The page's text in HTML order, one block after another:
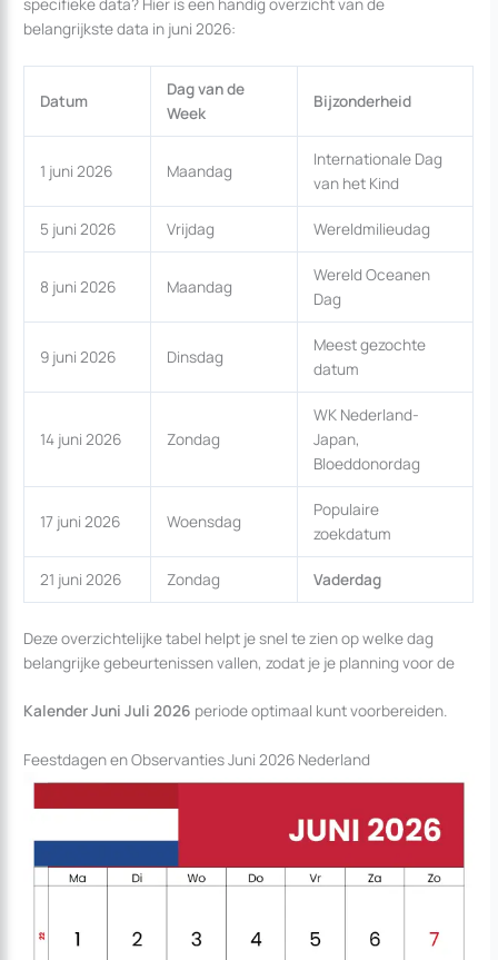
belangrijkste data in juni 2026:
Datum
Dag van de
Week
Bijzonderheid
1 juni 2026 Maandag
Internationale Dag
van het Kind
5 juni 2026 Vrijdag Wereldmilieudag
8 juni 2026 Maandag
Wereld Oceanen
Dag
9 juni 2026 Dinsdag
Meest gezochte
datum
14 juni 2026 Zondag
WK Nederland-
Japan,
Bloeddonordag
17 juni 2026 Woensdag
Populaire
zoekdatum
21 juni 2026 Zondag Vaderdag
Deze overzichtelijke tabel helpt je snel te zien op welke dag
belangrijke gebeurtenissen vallen, zodat je je planning voor de
Kalender Juni Juli 2026 periode optimaal kunt voorbereiden.
Feestdagen en Observanties Juni 2026 Nederland